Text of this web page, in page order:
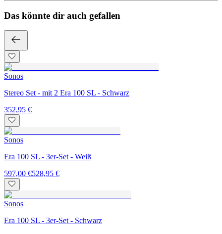
Das könnte dir auch gefallen
Sonos
Stereo Set - mit 2 Era 100 SL - Schwarz
352,95 €
Sonos
Era 100 SL - 3er-Set - Weiß
597,00 €528,95 €
Sonos
Era 100 SL - 3er-Set - Schwarz